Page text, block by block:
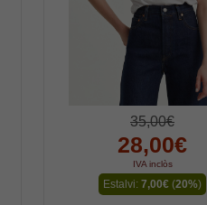
35,00€
28,00€
IVA inclòs
Estalvi: 7,00€ (20%)